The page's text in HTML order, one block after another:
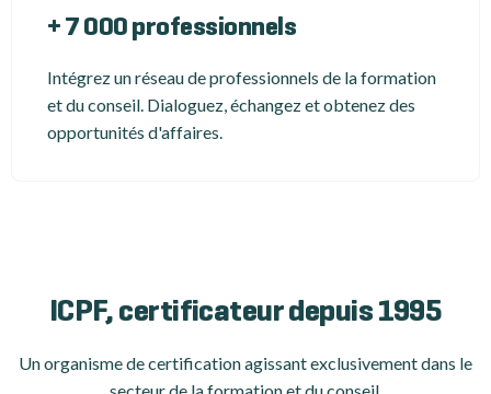
+ 7 000 professionnels
Intégrez un réseau de professionnels de la formation
et du conseil. Dialoguez, échangez et obtenez des
opportunités d'affaires.
ICPF, certificateur depuis 1995
Un organisme de certificationagissant exclusivement dans le